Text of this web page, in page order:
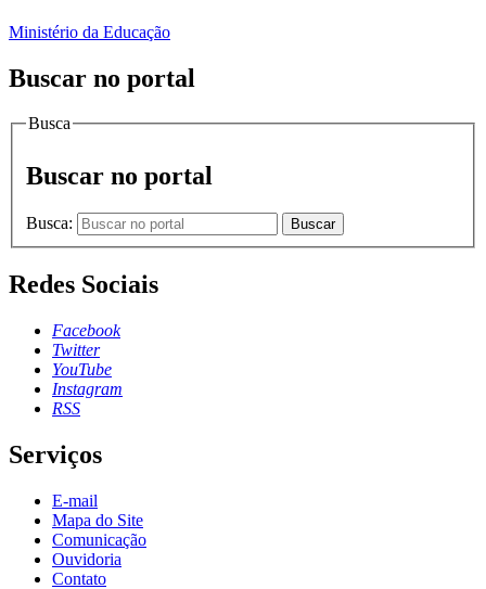
Ministério da Educação
Buscar no portal
Busca
Buscar no portal
Busca: Buscar
Redes Sociais
Facebook
Twitter
YouTube
Instagram
RSS
Serviços
E-mail
Mapa do Site
Comunicação
Ouvidoria
Contato